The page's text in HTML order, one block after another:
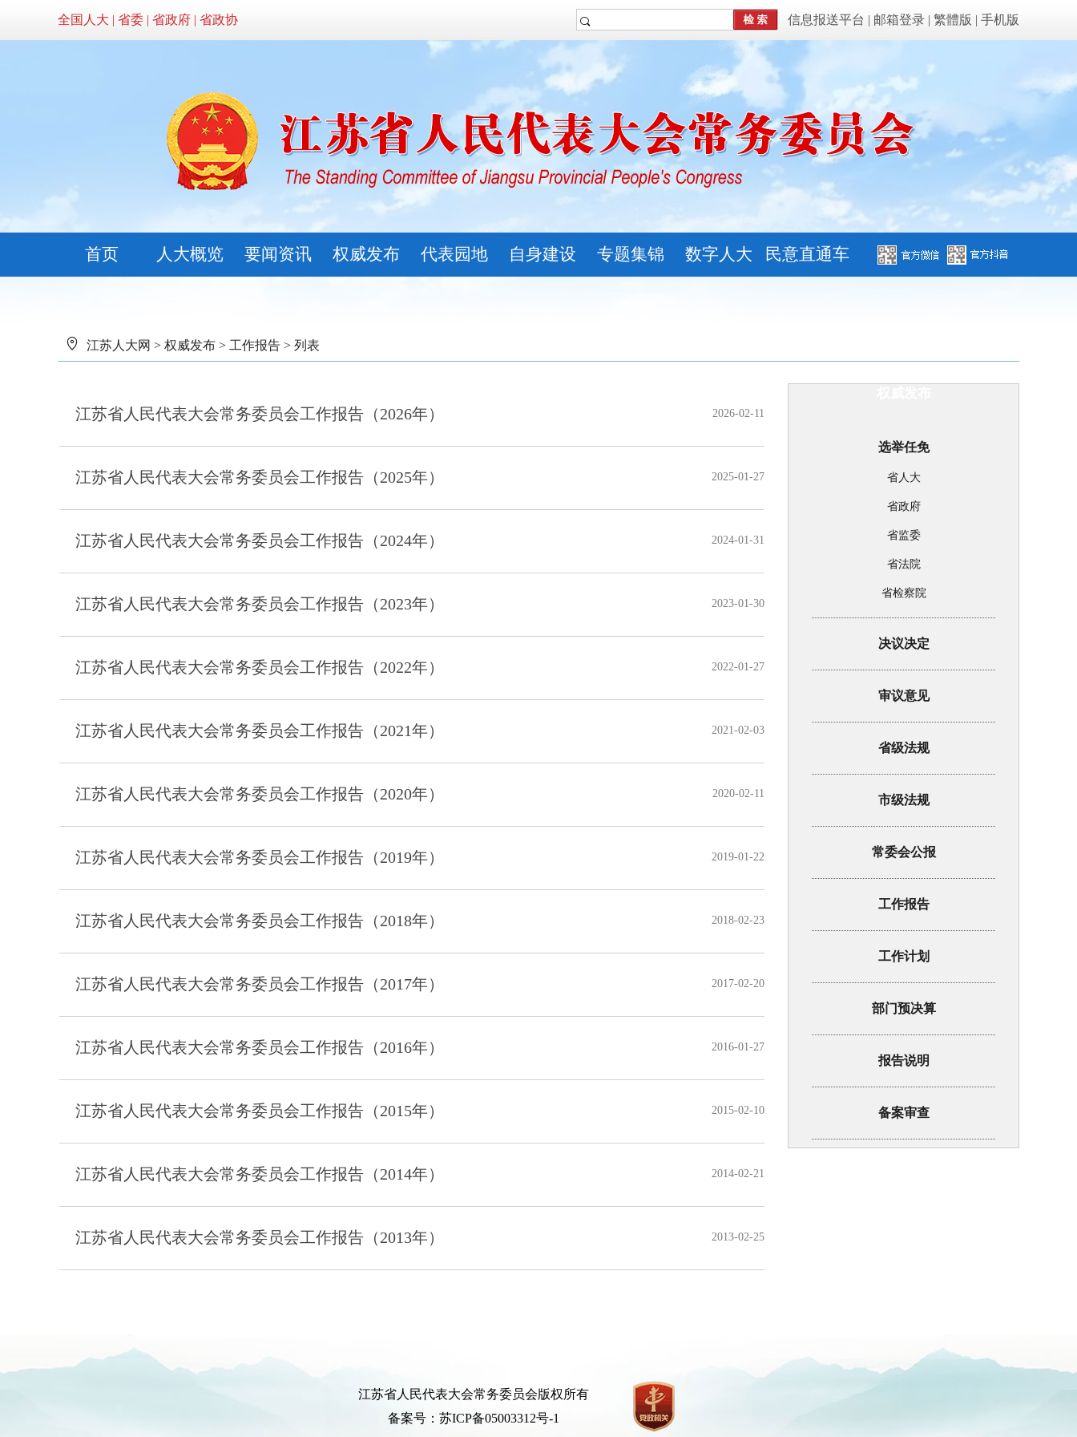
全国人大 | 省委 | 省政府 | 省政协 信息报送平台 | 邮箱登录 | 繁體版 | 手机版
首页 人大概览 要闻资讯 权威发布 代表园地 自身建设 专题集锦 数字人大 民意直通车
江苏人大网 > 权威发布 > 工作报告 > 列表
江苏省人民代表大会常务委员会工作报告（2026年） 2026-02-11
江苏省人民代表大会常务委员会工作报告（2025年） 2025-01-27
江苏省人民代表大会常务委员会工作报告（2024年） 2024-01-31
江苏省人民代表大会常务委员会工作报告（2023年） 2023-01-30
江苏省人民代表大会常务委员会工作报告（2022年） 2022-01-27
江苏省人民代表大会常务委员会工作报告（2021年） 2021-02-03
江苏省人民代表大会常务委员会工作报告（2020年） 2020-02-11
江苏省人民代表大会常务委员会工作报告（2019年） 2019-01-22
江苏省人民代表大会常务委员会工作报告（2018年） 2018-02-23
江苏省人民代表大会常务委员会工作报告（2017年） 2017-02-20
江苏省人民代表大会常务委员会工作报告（2016年） 2016-01-27
江苏省人民代表大会常务委员会工作报告（2015年） 2015-02-10
江苏省人民代表大会常务委员会工作报告（2014年） 2014-02-21
江苏省人民代表大会常务委员会工作报告（2013年） 2013-02-25
选举任免
省人大
省政府
省监委
省法院
省检察院
决议决定
审议意见
省级法规
市级法规
常委会公报
工作报告
工作计划
部门预决算
报告说明
备案审查
江苏省人民代表大会常务委员会版权所有
备案号：苏ICP备05003312号-1